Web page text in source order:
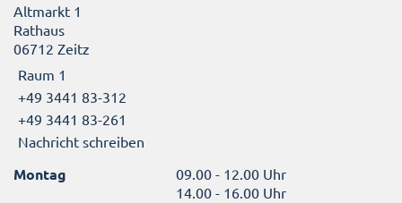
Altmarkt 1
Rathaus
06712 Zeitz
Raum 1
+49 3441 83-312
+49 3441 83-261
Nachricht schreiben
Montag
09.00 - 12.00 Uhr
14.00 - 16.00 Uhr